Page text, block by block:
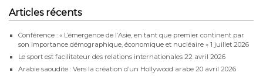
Articles récents
Conférence : « L’émergence de l’Asie, en tant que premier continent par
son importance démographique, économique et nucléaire » 1 juillet 2026
Le sport est facilitateur des relations internationales 22 avril 2026
Arabie saoudite : Vers la création d’un Hollywood arabe 20 avril 2026